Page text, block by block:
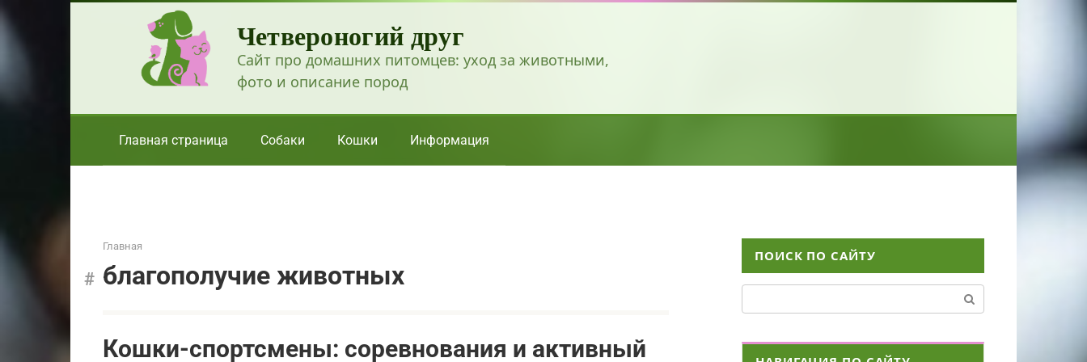
Перейти
Четвероногий друг
Сайт про домашних питомцев: уход за животными,
фото и описание пород
Главная страница Собаки Кошки Информация
Главная
благополучие животных
Кошки-спортсмены: соревнования и активный
ПОИСК ПО САЙТУ